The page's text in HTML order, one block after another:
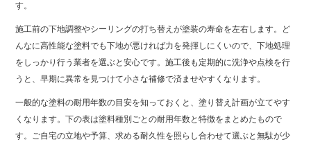
す。
施工前の下地調整やシーリングの打ち替えが塗装の寿命を左右します。ど
んなに高性能な塗料でも下地が悪ければ力を発揮しにくいので、下地処理
をしっかり行う業者を選ぶと安心です。施工後も定期的に洗浄や点検を行
うと、早期に異常を見つけて小さな補修で済ませやすくなります。
一般的な塗料の耐用年数の目安を知っておくと、塗り替え計画が立てやす
くなります。下の表は塗料種別ごとの耐用年数と特徴をまとめたもので
す。ご自宅の立地や予算、求める耐久性を照らし合わせて選ぶと無駄が少